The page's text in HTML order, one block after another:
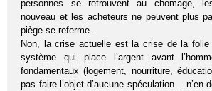
personnes se retrouvent au chomage,
nouveau et les acheteurs ne peuvent plus
piège se referme.
Non, la crise actuelle est la crise de la folie
système qui place l’argent avant
fondamentaux (logement, nourriture,
pas faire l’objet d’aucune spéculation… n’en